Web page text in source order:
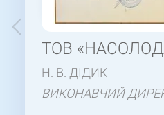
ТОВ
Н. В. ДІДИК
ВИКОНАВЧИЙ